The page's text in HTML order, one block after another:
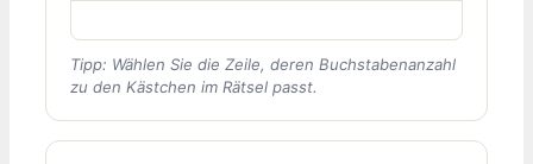
Tipp: Wählen Sie die Zeile, deren Buchstabenanzahl
zu den Kästchen im Rätsel passt.